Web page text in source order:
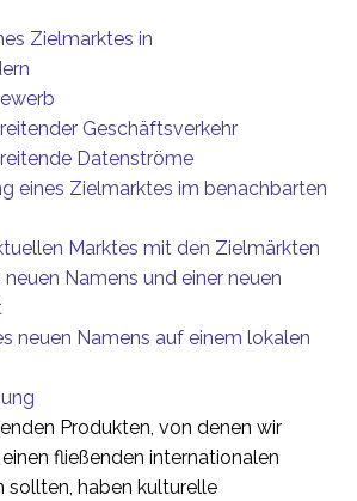
Zielmarktes in
Geschäftsverkehr
Datenströme
eines Zielmarktes im benachbarten
Marktes mit den Zielmärkten
Namens und einer neuen
neuen Namens auf einem lokalen
Produkten, von denen wir
fließenden internationalen
sollten, haben kulturelle